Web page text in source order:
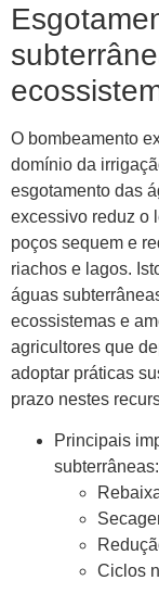
O bombeamento
domínio da
esgotamento das
excessivo reduz o
poços sequem e
riachos e lagos.
águas
ecossistemas e
agricultores que
adoptar práticas
prazo nestes
Principais
subterrâneas:
Ciclos